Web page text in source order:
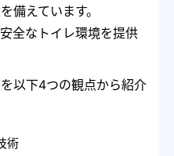
備えています。
全なトイレ環境を提供
以下4つの観点から紹介
術